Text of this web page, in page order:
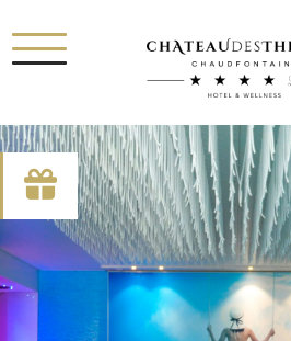
RUE HAUSTER 9, B-4050
+32(0)4 367